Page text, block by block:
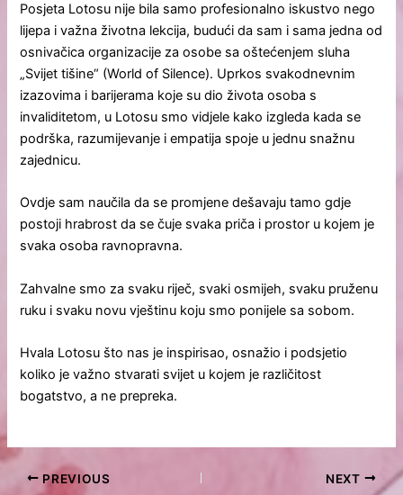
Posjeta Lotosu nije bila samo profesionalno iskustvo nego
lijepa i važna životna lekcija, budući da sam i sama jedna od
osnivačica organizacije za osobe sa oštećenjem sluha
„Svijet tišine“ (World of Silence). Uprkos svakodnevnim
izazovima i barijerama koje su dio života osoba s
invaliditetom, u Lotosu smo vidjele kako izgleda kada se
podrška, razumijevanje i empatija spoje u jednu snažnu
zajednicu.
Ovdje sam naučila da se promjene dešavaju tamo gdje
postoji hrabrost da se čuje svaka priča i prostor u kojem je
svaka osoba ravnopravna.
Zahvalne smo za svaku riječ, svaki osmijeh, svaku pruženu
ruku i svaku novu vještinu koju smo ponijele sa sobom.
Hvala Lotosu što nas je inspirisao, osnažio i podsjetio
koliko je važno stvarati svijet u kojem je različitost
bogatstvo, a ne prepreka.
PREVIOUS NEXT